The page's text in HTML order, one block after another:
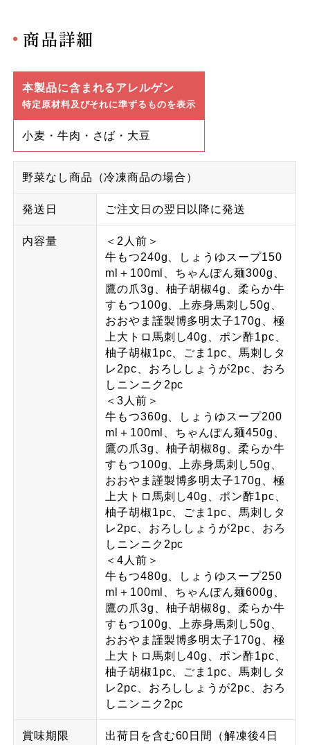
商品詳細
本製品に含まれるアレルゲン
特定原材料及びそれに準ずるものを表示
小麦・牛肉・さば・大豆
野菜なし商品（冷凍商品の場合）
発送日 ご注文日の翌日以降に発送
内容量
＜2人前＞
牛もつ240g、しょうゆスープ150
ml＋100ml、ちゃんぽん麺300g、
鷹の爪3g、柚子胡椒4g、柔らか牛
すもつ100g、上赤身馬刺し50g、
おおやま謹製博多明太子170g、極
上大トロ馬刺し40g、ポン酢1pc、
柚子胡椒1pc、ごま1pc、馬刺しタ
レ2pc、おろししょうが2pc、おろ
しニンニク2pc
＜3人前＞
牛もつ360g、しょうゆスープ200
ml＋100ml、ちゃんぽん麺450g、
鷹の爪3g、柚子胡椒8g、柔らか牛
すもつ100g、上赤身馬刺し50g、
おおやま謹製博多明太子170g、極
上大トロ馬刺し40g、ポン酢1pc、
柚子胡椒1pc、ごま1pc、馬刺しタ
レ2pc、おろししょうが2pc、おろ
しニンニク2pc
＜4人前＞
牛もつ480g、しょうゆスープ250
ml＋100ml、ちゃんぽん麺600g、
鷹の爪3g、柚子胡椒8g、柔らか牛
すもつ100g、上赤身馬刺し50g、
おおやま謹製博多明太子170g、極
上大トロ馬刺し40g、ポン酢1pc、
柚子胡椒1pc、ごま1pc、馬刺しタ
レ2pc、おろししょうが2pc、おろ
しニンニク2pc
賞味期限
出荷日を含む60日間（解凍後4日